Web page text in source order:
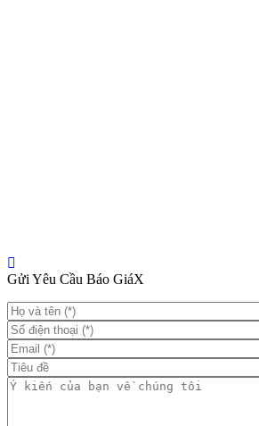
Gửi Yêu Cầu Báo GiáX